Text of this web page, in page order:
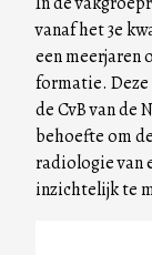
vanaf het 3e
een meerjaren
formatie. Deze
de CvB van de
behoefte om
radiologie van
inzichtelijk te